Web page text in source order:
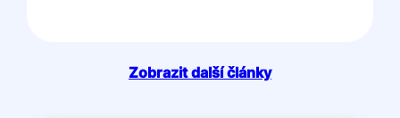
Zobrazit další články